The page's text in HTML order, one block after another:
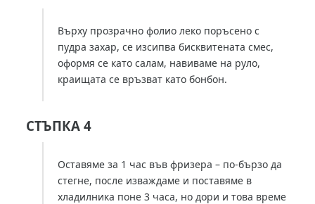
Върху прозрачно фолио леко поръсено с
пудра захар, се изсипва бисквитената смес,
оформя се като салам, навиваме на руло,
краищата се връзват като бонбон.
СТЪПКА 4
Оставяме за 1 час във фризера – по-бързо да
стегне, после изваждаме и поставяме в
хладилника поне 3 часа, но дори и това време